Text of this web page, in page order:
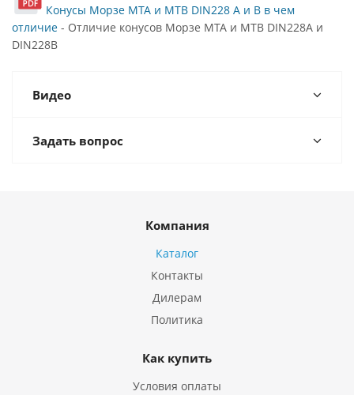
Конусы Морзе MTA и MTB DIN228 A и B в чем
отличие - Отличие конусов Морзе MTA и MTB DIN228A и
DIN228B
Видео
Задать вопрос
Компания
Каталог
Контакты
Дилерам
Политика
Как купить
Условия оплаты